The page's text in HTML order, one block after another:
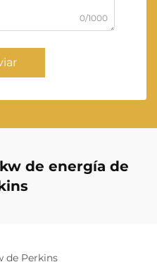
0/1000
de energía de
de Perkins